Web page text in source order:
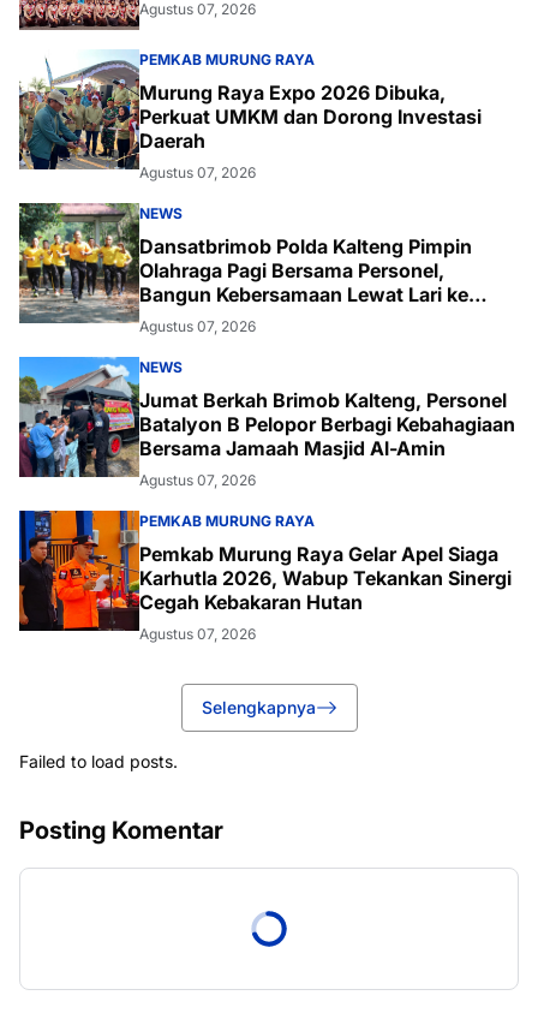
Agustus 07, 2026
PEMKAB MURUNG RAYA
Murung Raya Expo 2026 Dibuka,
Perkuat UMKM dan Dorong Investasi
Daerah
Agustus 07, 2026
NEWS
Dansatbrimob Polda Kalteng Pimpin
Olahraga Pagi Bersama Personel,
Bangun Kebersamaan Lewat Lari ke
Bukit Baranahu
Agustus 07, 2026
NEWS
Jumat Berkah Brimob Kalteng, Personel
Batalyon B Pelopor Berbagi Kebahagiaan
Bersama Jamaah Masjid Al-Amin
Agustus 07, 2026
PEMKAB MURUNG RAYA
Pemkab Murung Raya Gelar Apel Siaga
Karhutla 2026, Wabup Tekankan Sinergi
Cegah Kebakaran Hutan
Agustus 07, 2026
Selengkapnya
Failed to load posts.
Posting Komentar